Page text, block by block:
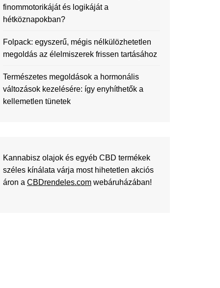
finommotorikáját és logikáját a
hétköznapokban?
Folpack: egyszerű, mégis nélkülözhetetlen
megoldás az élelmiszerek frissen tartásához
Természetes megoldások a hormonális
változások kezelésére: így enyhíthetők a
kellemetlen tünetek
Kannabisz olajok és egyéb CBD termékek
széles kínálata várja most hihetetlen akciós
áron a CBDrendeles.com webáruházában!